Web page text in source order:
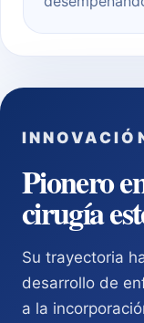
Pionero
cirugía
Su trayectoria
desarrollo de
a la